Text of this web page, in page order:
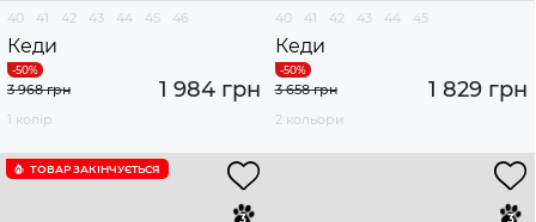
40 41 42 43 44 45 46
Кеди
1 984 грн
3 968 грн
1 колір
40 41 42 43 44 45
Кеди
1 829 грн
3 658 грн
2 кольори
ТОВАР ЗАКІНЧУЄTЬСЯ